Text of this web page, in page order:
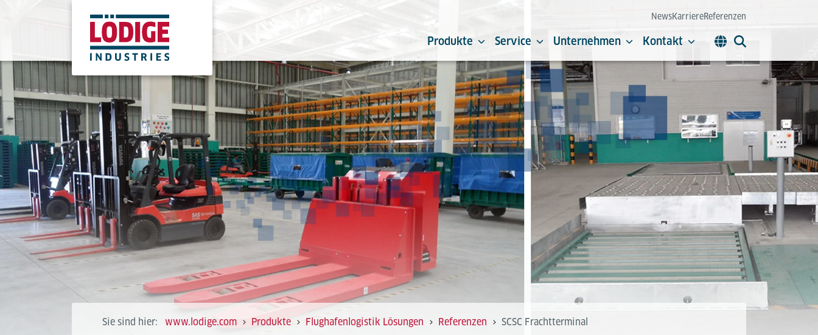
NewsKarriereReferenzen
Produkte Service Unternehmen Kontakt
Sie sind hier: www.lodige.com Produkte Flughafenlogistik Lösungen Referenzen SCSC Frachtterminal